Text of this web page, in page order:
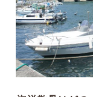
お客様の声
その他のお話